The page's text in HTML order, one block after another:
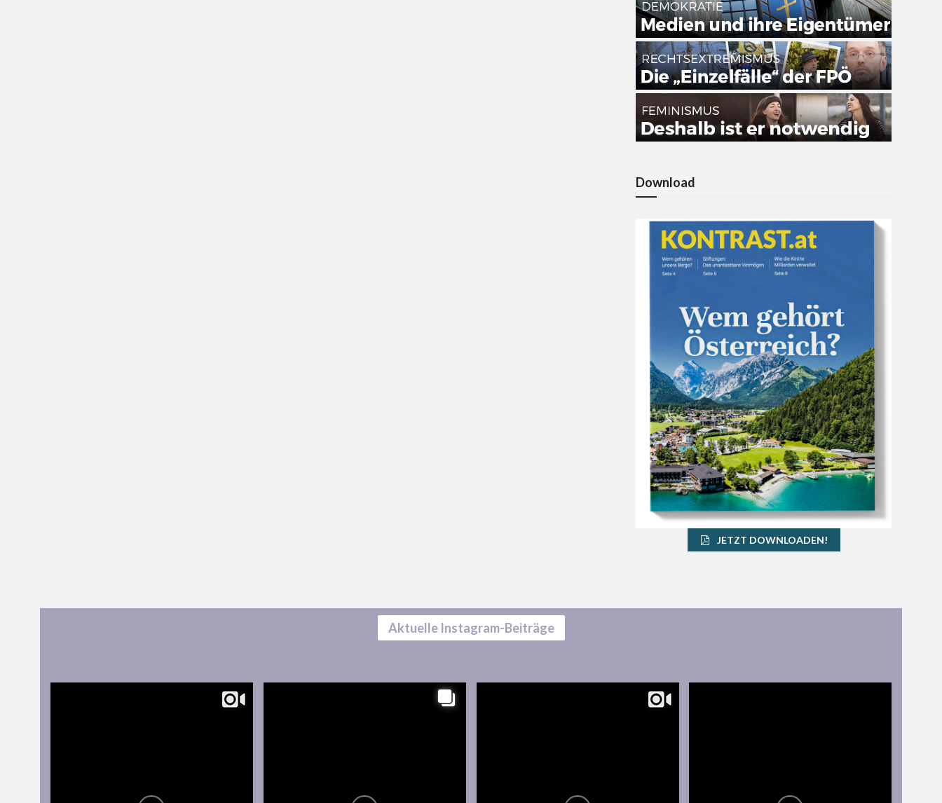
Download
JETZT DOWNLOADEN!
Aktuelle Instagram-Beiträge